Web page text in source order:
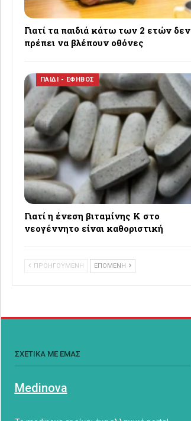
Γιατί τα παιδιά κάτω των 2 ετών δεν
πρέπει να βλέπουν οθόνες
ΠΑΙΔΙ - ΕΦΗΒΟΣ
Γιατί η ένεση βιταμίνης Κ στο
νεογέννητο είναι καθοριστική
ΠΡΟΗΓΟΥΜΕΝΗ ΕΠΟΜΕΝΗ
ΣΧΕΤΙΚΑ ΜΕ ΕΜΑΣ
Medinova